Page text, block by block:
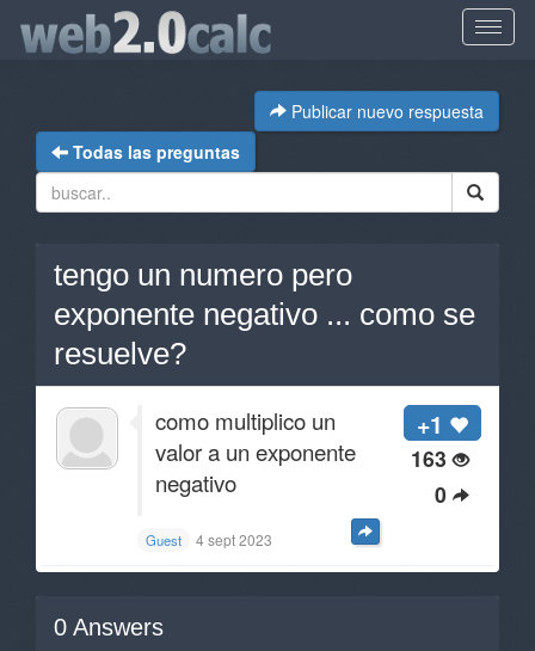
Publicar nuevo respuesta
Todas las preguntas
tengo un numero pero
exponente negativo ... como se
resuelve?
+1
163
0
como multiplico un
valor a un exponente
negativo
Guest 4 sept 2023
0 Answers